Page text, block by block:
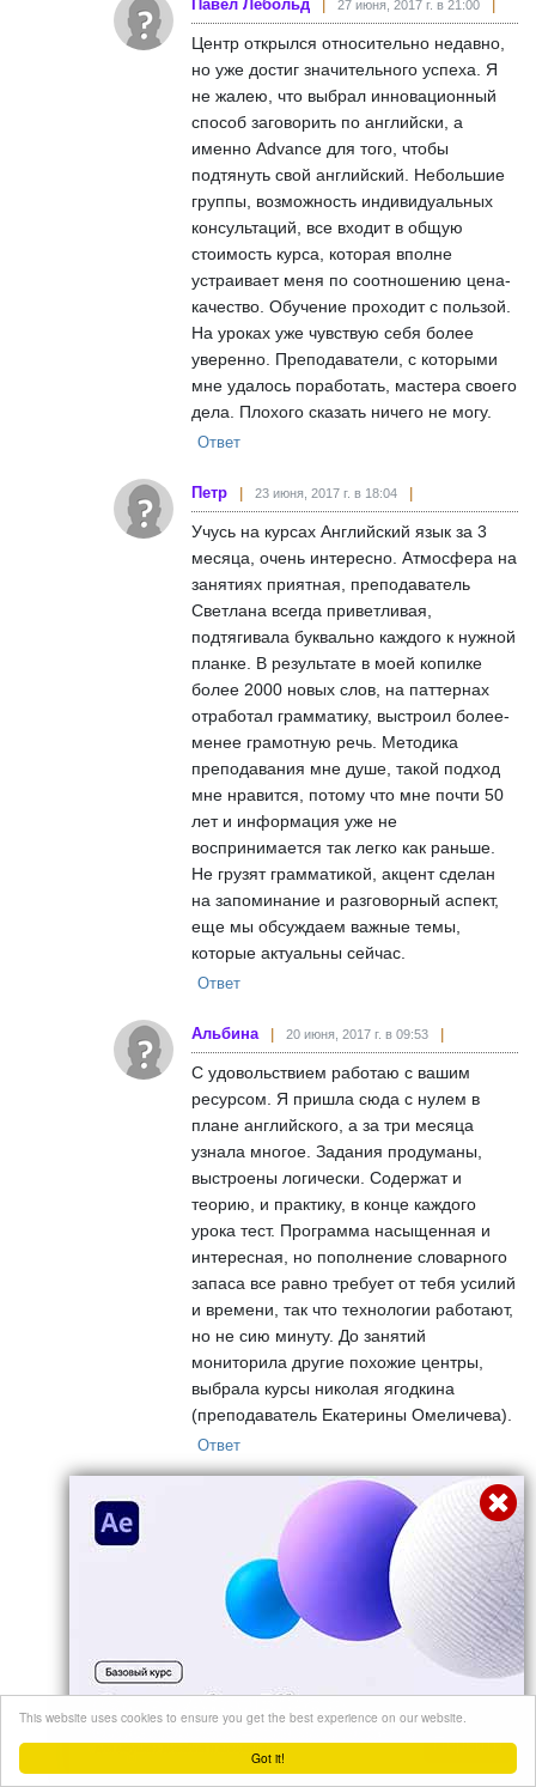
Got it!
This website uses cookies to ensure you get the best experience on our website.
Павел Лебольд 27 июня, 2017 г. в 21:00
Центр открылся относительно недавно,
но уже достиг значительного успеха. Я
не жалею, что выбрал инновационный
способ заговорить по английски, а
именно Advance для того, чтобы
подтянуть свой английский. Небольшие
группы, возможность индивидуальных
консультаций, все входит в общую
стоимость курса, которая вполне
устраивает меня по соотношению цена-
качество. Обучение проходит с пользой.
На уроках уже чувствую себя более
уверенно. Преподаватели, с которыми
мне удалось поработать, мастера своего
дела. Плохого сказать ничего не могу.
Ответ
Петр 23 июня, 2017 г. в 18:04
Учусь на курсах Английский язык за 3
месяца, очень интересно. Атмосфера на
занятиях приятная, преподаватель
Светлана всегда приветливая,
подтягивала буквально каждого к нужной
планке. В результате в моей копилке
более 2000 новых слов, на паттернах
отработал грамматику, выстроил более-
менее грамотную речь. Методика
преподавания мне душе, такой подход
мне нравится, потому что мне почти 50
лет и информация уже не
воспринимается так легко как раньше.
Не грузят грамматикой, акцент сделан
на запоминание и разговорный аспект,
еще мы обсуждаем важные темы,
которые актуальны сейчас.
Ответ
Альбина 20 июня, 2017 г. в 09:53
С удовольствием работаю с вашим
ресурсом. Я пришла сюда с нулем в
плане английского, а за три месяца
узнала многое. Задания продуманы,
выстроены логически. Содержат и
теорию, и практику, в конце каждого
урока тест. Программа насыщенная и
интересная, но пополнение словарного
запаса все равно требует от тебя усилий
и времени, так что технологии работают,
но не сию минуту. До занятий
мониторила другие похожие центры,
выбрала курсы николая ягодкина
(преподаватель Екатерины Омеличева).
Ответ
19 октября, 2016 г. в 21:46
Смотрел несколько вебинаров школы
Advanced. И очень завидую тем, кто
живет в Петербурге! Так как в Казани
этой школы нет. К большому сожалению.
Изучаю язык 2 год. Методы, которые
дает Николай Якодкин, отлично по
полнили арсенал методов изучения
языка. Вебинар 'вся грамматика за три
часа' не дало ни чего нового, т.к. С
временами проблем нет. Но долл
Перейти